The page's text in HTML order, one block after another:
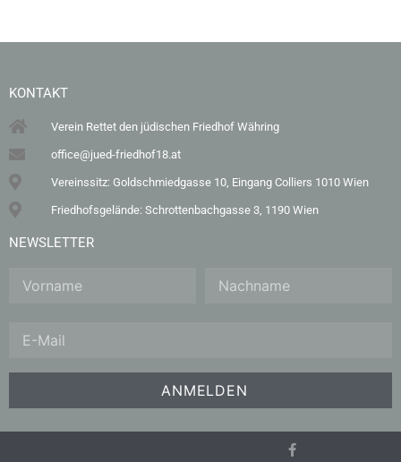
KONTAKT
Verein Rettet den jüdischen Friedhof Währing
office@jued-friedhof18.at
Vereinssitz: Goldschmiedgasse 10, Eingang Colliers 1010 Wien
Friedhofsgelände: Schrottenbachgasse 3, 1190 Wien
NEWSLETTER